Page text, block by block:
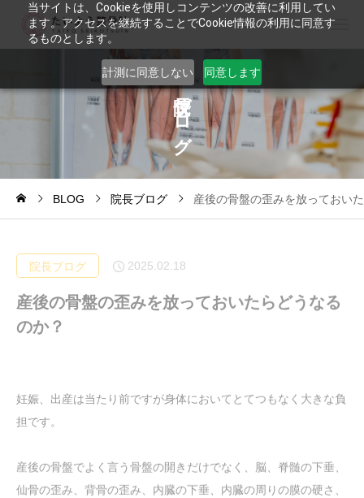
当サイトは、Cookieを使用しコンテンツの改善に利用してい
ます。アクセスを継続することでCookie情報の利用に同意す
るものとします。
計測に同意しない 同意します
ブ
ロ
グ
BLOG 院長ブログ 産後の骨盤の歪みを放っておい
院長ブログ
産後の骨盤の歪みを放っておいたらどうなる
のか？
妊娠、出産は当たり前ですが身体においてとてつもなく大きな負
担です。
産後の骨盤でよく言う骨盤の開きだけでなく、脳、脊髄の下垂、
仙骨の歪み、背骨の歪み、内臓の下垂、内臓の周りの膜の硬さ、